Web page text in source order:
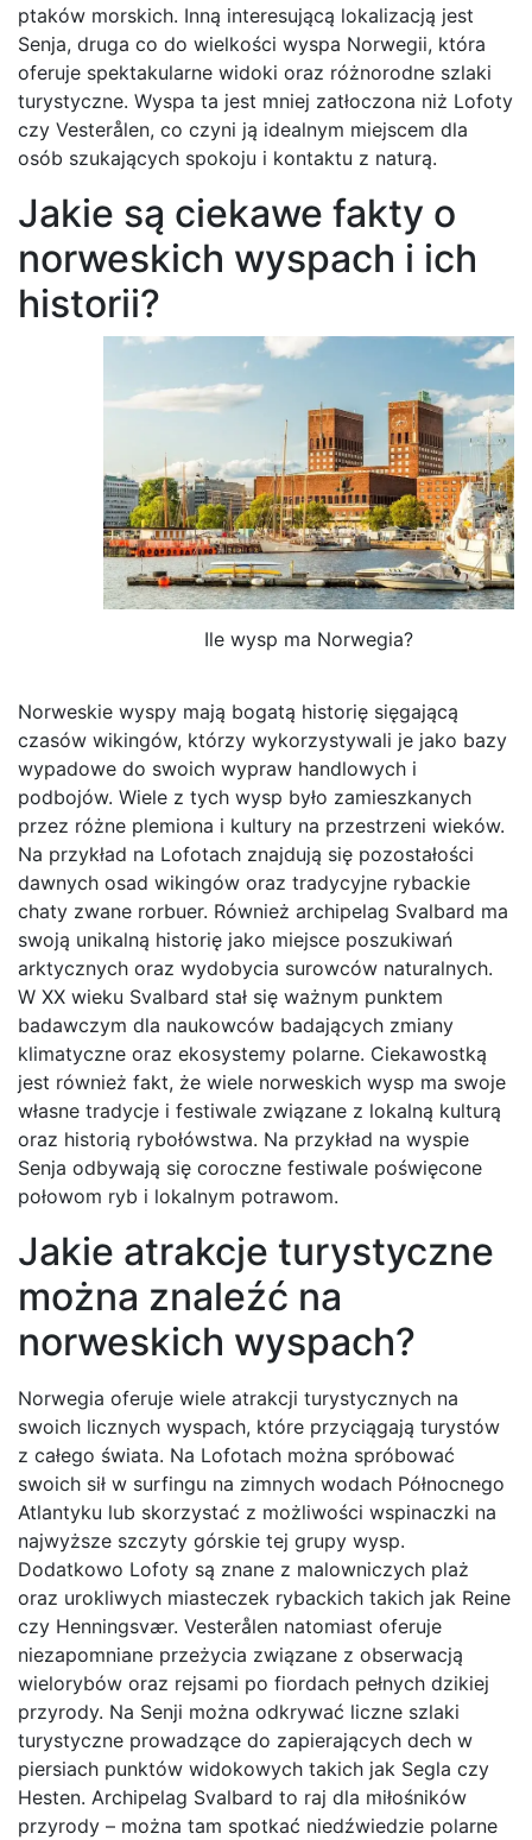
ptaków morskich. Inną interesującą lokalizacją jest
Senja, druga co do wielkości wyspa Norwegii, która
oferuje spektakularne widoki oraz różnorodne szlaki
turystyczne. Wyspa ta jest mniej zatłoczona niż Lofoty
czy Vesterålen, co czyni ją idealnym miejscem dla
osób szukających spokoju i kontaktu z naturą.
Jakie są ciekawe fakty o
norweskich wyspach i ich
historii?
Ile wysp ma Norwegia?
Norweskie wyspy mają bogatą historię sięgającą
czasów wikingów, którzy wykorzystywali je jako bazy
wypadowe do swoich wypraw handlowych i
podbojów. Wiele z tych wysp było zamieszkanych
przez różne plemiona i kultury na przestrzeni wieków.
Na przykład na Lofotach znajdują się pozostałości
dawnych osad wikingów oraz tradycyjne rybackie
chaty zwane rorbuer. Również archipelag Svalbard ma
swoją unikalną historię jako miejsce poszukiwań
arktycznych oraz wydobycia surowców naturalnych.
W XX wieku Svalbard stał się ważnym punktem
badawczym dla naukowców badających zmiany
klimatyczne oraz ekosystemy polarne. Ciekawostką
jest również fakt, że wiele norweskich wysp ma swoje
własne tradycje i festiwale związane z lokalną kulturą
oraz historią rybołówstwa. Na przykład na wyspie
Senja odbywają się coroczne festiwale poświęcone
połowom ryb i lokalnym potrawom.
Jakie atrakcje turystyczne
można znaleźć na
norweskich wyspach?
Norwegia oferuje wiele atrakcji turystycznych na
swoich licznych wyspach, które przyciągają turystów
z całego świata. Na Lofotach można spróbować
swoich sił w surfingu na zimnych wodach Północnego
Atlantyku lub skorzystać z możliwości wspinaczki na
najwyższe szczyty górskie tej grupy wysp.
Dodatkowo Lofoty są znane z malowniczych plaż
oraz urokliwych miasteczek rybackich takich jak Reine
czy Henningsvær. Vesterålen natomiast oferuje
niezapomniane przeżycia związane z obserwacją
wielorybów oraz rejsami po fiordach pełnych dzikiej
przyrody. Na Senji można odkrywać liczne szlaki
turystyczne prowadzące do zapierających dech w
piersiach punktów widokowych takich jak Segla czy
Hesten. Archipelag Svalbard to raj dla miłośników
przyrody – można tam spotkać niedźwiedzie polarne